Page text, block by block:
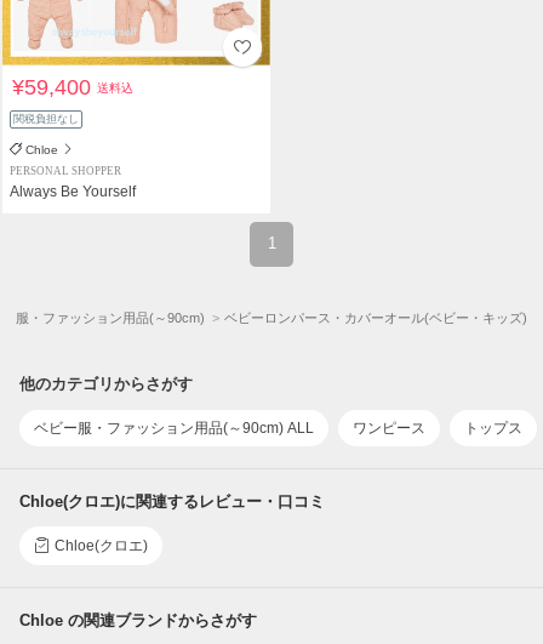
¥59,400送料込
関税負担なし
Chloe
PERSONAL SHOPPER
Always Be Yourself
1
ー服・ファッション用品(～90cm) ベビーロンパース・カバーオール(ベビー・キッズ)
他のカテゴリからさがす
ベビー服・ファッション用品(～90cm) ALL ワンピース トップス
Chloe(クロエ)に関連するレビュー・口コミ
Chloe(クロエ)
Chloe の関連ブランドからさがす